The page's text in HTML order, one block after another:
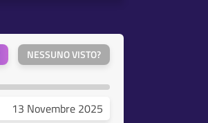
NESSUNO VISTO?
13 Novembre 2025